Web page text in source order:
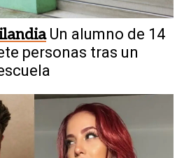
Un alumno de 14
personas tras un